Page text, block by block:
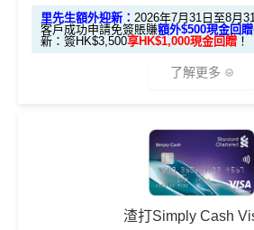
里先生額外迎新： 2026年7月31日至8月
客戶成功申請免簽賬賺額外$500現金回
新：簽HK$3,500享HK$1,000現金回贈 ！
了解更多
渣打Smart 卡迎新｜賺高達
渣打Simply Cash